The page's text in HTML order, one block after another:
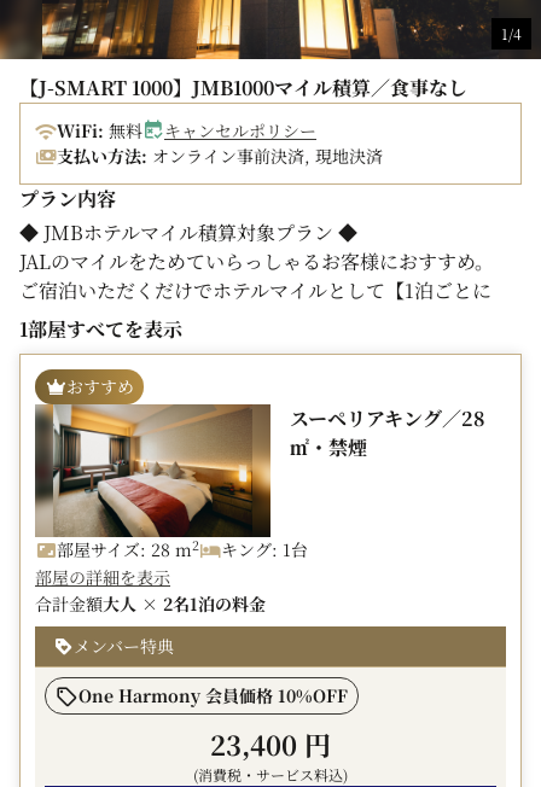
▼ ご案内事項 ▼
・チェックイン時にJMBカードをご提示ください。
・日本航空以外の航空会社のマイルは積算されません。
・ご利用日から2～3か月後にお客様のマイル口座に反映
されます。
・マイルの積算は、会員ご本人が宿泊した部屋のみが対象
となります。
・その他、ご案内等につきましては下記URLよりお入り
頂き、ご確認下さい。
https://okura.com/ja/japan-airlines/
・JALクーポンでお支払いいただけます。
・2026年4月から導入の宿泊税につきましては別途現地に
てお支払いいただきます。
1/4
【J-SMART 1000】JMB1000マイル積算／食事なし
WiFi: 無料
キャンセルポリシー
支払い方法: オンライン事前決済, 現地決済
プラン内容
◆ JMBホテルマイル積算対象プラン ◆
JALのマイルをためていらっしゃるお客様におすすめ。
ご宿泊いただくだけでホテルマイルとして【1泊ごとに
1000マイル】がたまります。
◆ キャンセルポリシー ◆
・ご宿泊日の前日 ： ご宿泊代金の20％
・ご宿泊日当日 ： ご宿泊代金の80％
・不泊 ： ご宿泊代金の100％
▼ 客室のこだわりポイント ▼
☆ 広さは全室ゆったり21平米以上
☆ 理想の体圧分散を生み出すシモンズ社ポケットコイル
マットレス
☆ ミラーリング機能搭載の43インチ4K対応テレビ
☆ ネスプレッソコーヒーメーカー（無料）
☆ ミネラルウォーター（無料）
☆ お好みの温度に調節可能な個別空調
☆ 加湿機能付き空気清浄機
☆ 雪華模様をモチーフにした客室デザイン
1部屋すべてを表示
おすすめ
スーペリアキング／28
㎡・禁煙
部屋サイズ: 28 m2
キング: 1台
部屋の詳細を表示
合計金額大人 × 2名1泊の料金
メンバー特典
One Harmony 会員価格 10%OFF
23,400 円
(消費税・サービス料込)